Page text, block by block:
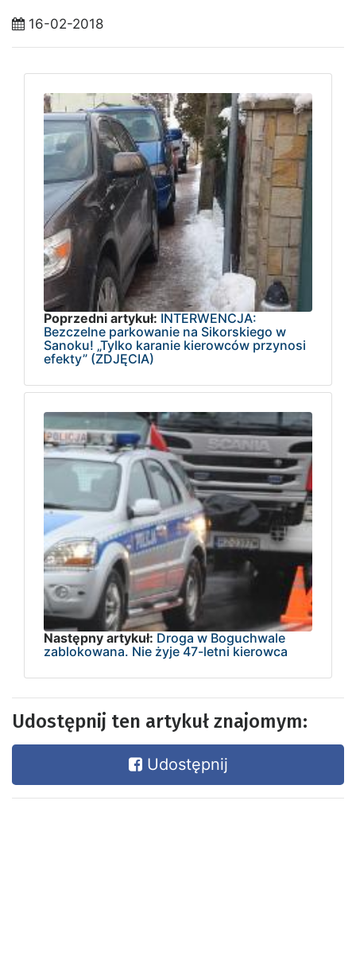
16-02-2018
Poprzedni artykuł: INTERWENCJA:
Bezczelne parkowanie na Sikorskiego w
Sanoku! „Tylko karanie kierowców przynosi
efekty” (ZDJĘCIA)
Następny artykuł: Droga w Boguchwale
zablokowana. Nie żyje 47-letni kierowca
Udostępnij ten artykuł znajomym:
Udostępnij